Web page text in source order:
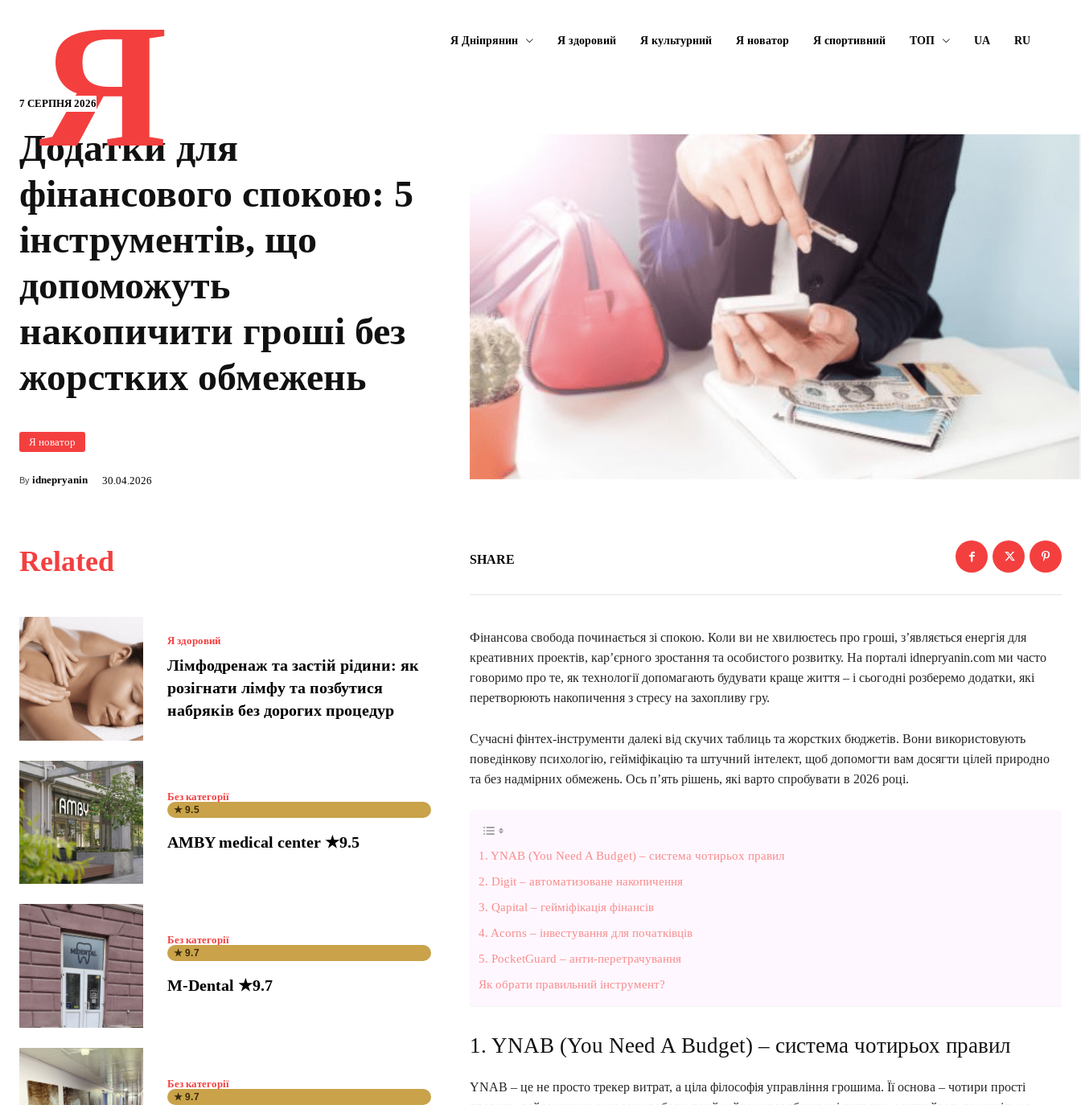
7 СЕРПНЯ 2026
Я Я Дніпрянин Я здоровий Я культурний Я новатор Я спортивний ТОП UA RU
Додатки для
фінансового спокою: 5
інструментів, що
допоможуть
накопичити гроші без
жорстких обмежень
Я новатор
By idnepryanin 30.04.2026
Related
Я здоровий
Лімфодренаж та застій рідини: як
розігнати лімфу та позбутися
набряків без дорогих процедур
Без категорії
★ 9.5
AMBY medical center ★9.5
Без категорії
★ 9.7
M-Dental ★9.7
Без категорії
★ 9.7
SHARE
Фінансова свобода починається зі спокою. Коли ви не хвилюєтесь про гроші, з’являється енергія для
креативних проектів, кар’єрного зростання та особистого розвитку. На порталі idnepryanin.com ми часто
говоримо про те, як технології допомагають будувати краще життя – і сьогодні розберемо додатки, які
перетворюють накопичення з стресу на захопливу гру.
Сучасні фінтех-інструменти далекі від скучих таблиць та жорстких бюджетів. Вони використовують
поведінкову психологію, гейміфікацію та штучний інтелект, щоб допомогти вам досягти цілей природно
та без надмірних обмежень. Ось п’ять рішень, які варто спробувати в 2026 році.
1. YNAB (You Need A Budget) – система чотирьох правил
2. Digit – автоматизоване накопичення
3. Qapital – гейміфікація фінансів
4. Acorns – інвестування для початківців
5. PocketGuard – анти-перетрачування
Як обрати правильний інструмент?
1. YNAB (You Need A Budget) – система чотирьох правил
YNAB – це не просто трекер витрат, а ціла філософія управління грошима. Її основа – чотири прості